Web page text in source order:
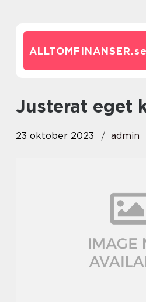
ALLTOMFINANSER.se
justerat eget
23 oktober 2023 admin